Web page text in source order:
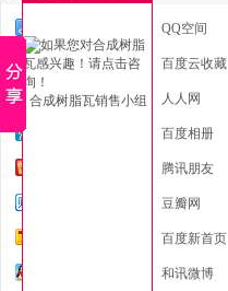
QQ空间
新浪微博 百度云收藏
微信 人人网
百度相册
腾讯朋友
豆瓣网
百度新首页
和讯微博
合成树脂瓦销售小组